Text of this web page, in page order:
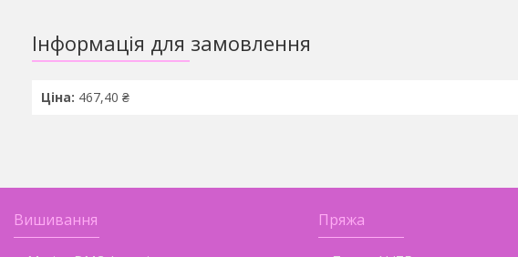
Інформація для замовлення
Ціна: 467,40 ₴
Вишивання Пряжа